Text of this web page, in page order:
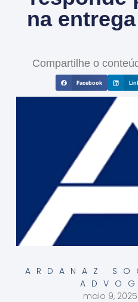
na
Compartilhe o
Facebook
ARDANAZ
maio 9, 2025